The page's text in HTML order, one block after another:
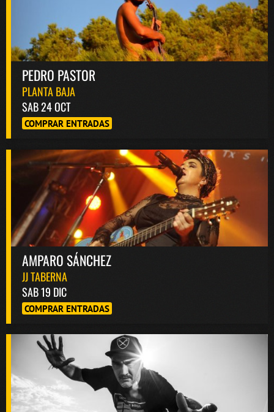
PEDRO PASTOR
PLANTA BAJA
SAB 24 OCT
COMPRAR ENTRADAS
AMPARO SÁNCHEZ
JJ TABERNA
SAB 19 DIC
COMPRAR ENTRADAS